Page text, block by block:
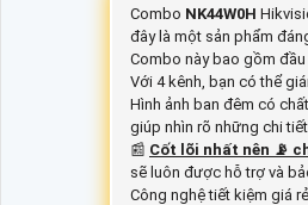
Combo NK44W0H
đây là một sản phẩm
Combo này bao gồm
Với 4 kênh, bạn có thể
Hình ảnh ban đêm có
giúp nhìn rõ những chi
📰 Cốt lõi nhất nên 📡
sẽ luôn được hỗ trợ và
Công nghệ tiết kiệm giá